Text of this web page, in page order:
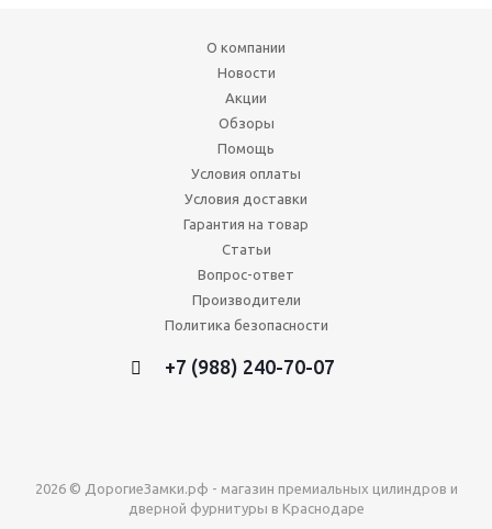
О компании
Новости
Акции
Обзоры
Помощь
Условия оплаты
Условия доставки
Гарантия на товар
Статьи
Вопрос-ответ
Производители
Политика безопасности
+7 (988) 240-70-07
2026 © ДорогиеЗамки.рф - магазин премиальных цилиндров и
дверной фурнитуры в Краснодаре